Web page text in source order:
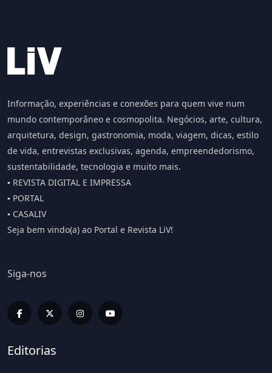
Informação, experiências e conexões para quem vive num
mundo contemporâneo e cosmopolita. Negócios, arte, cultura,
arquitetura, design, gastronomia, moda, viagem, dicas, estilo
de vida, entrevistas exclusivas, agenda, empreendedorismo,
sustentabilidade, tecnologia e muito mais.
▪️ REVISTA DIGITAL E IMPRESSA
▪️ PORTAL
▪️ CASALIV
Seja bem vindo(a) ao Portal e Revista LiV!
Siga-nos
Editorias